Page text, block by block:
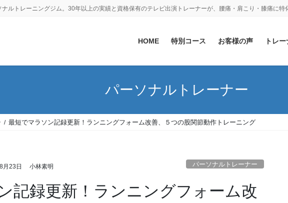
ルトレーニングジム。30年以上の実績と資格保有のテレビ出演トレーナーが、腰痛・肩こり・膝痛に特
HOME 特別コース お客様の声 トレ
パーソナルトレーナー
最短でマラソン記録更新！ランニングフォーム改善、５つの股関節動作トレーニング
月23日 小林素明 パーソナルトレーナー
記録更新！ランニングフォーム改